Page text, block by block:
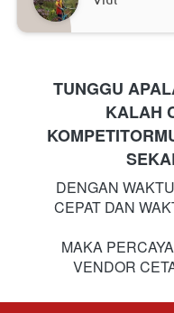
TUNGGU
KALAH
DENGAN
CEPAT DAN
MAKA
VENDOR